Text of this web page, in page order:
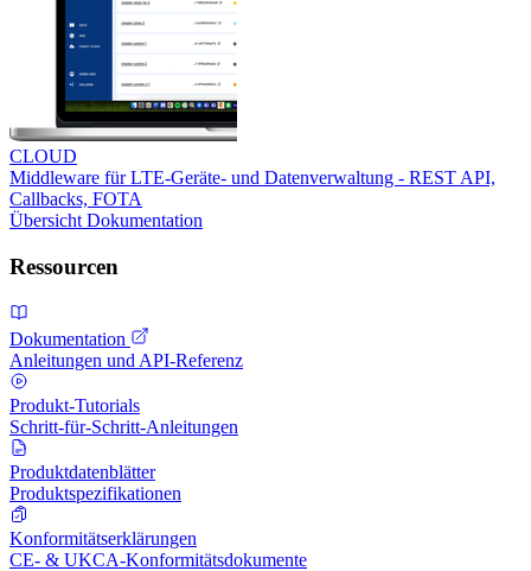
CLOUD
Middleware für LTE-Geräte- und Datenverwaltung - REST API,
Callbacks, FOTA
Übersicht Dokumentation
Ressourcen
Dokumentation
Anleitungen und API-Referenz
Produkt-Tutorials
Schritt-für-Schritt-Anleitungen
Produktdatenblätter
Produktspezifikationen
Konformitätserklärungen
CE- & UKCA-Konformitätsdokumente